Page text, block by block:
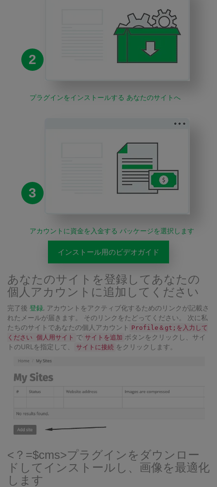
2
プラグインをインストールする あなたのサイトへ
3
アカウントに資金を入金する パッケージを選択します
インストール用のビデオガイド
あなたのサイトを登録してあなたの
個人アカウントに追加してください
完了後 登録, アカウントをアクティブ化するためのリンクが記載さ
れたメールが届きます。 そのリンクをたどってください。 次に私
たちのサイトであなたの個人アカウント Profile＆gt;を入力して
ください 個人用サイト で サイトを追加 ボタンをクリックし、サイ
トのURLを指定して、
サイトに接続 をクリックします。
<？=$cms>プラグインをダウンロー
ドしてインストールし、画像を最適化
します